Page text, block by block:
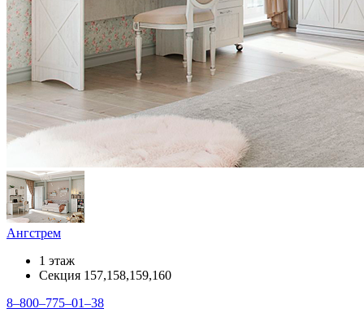
Ангстрем
1 этаж
Секция 157,158,159,160
8‒800‒775‒01‒38